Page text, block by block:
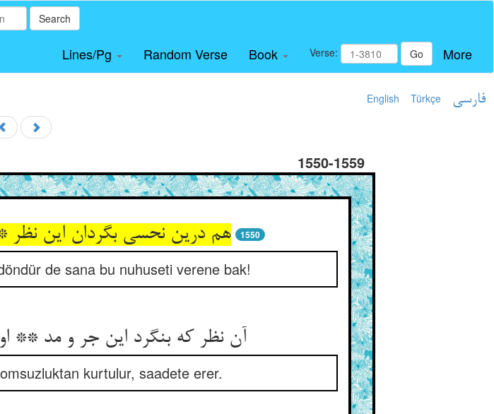
Search
Lines/Pg Random Verse Book Verse: Go More
English Türkçe فارسی
1550-1559
هم درین نحسی بگردان این 1550
de sana bu nuhuseti verene bak!
آن نظر که بنگرد این جر و مد
kurtulur, saadete erer.